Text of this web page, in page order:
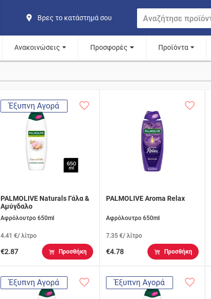
Βρες το κατάστημά σου
Ανακοινώσεις Προσφορές Προϊόντα
Έξυπνη Αγορά
PALMOLIVE Naturals Γάλα &
Aμύγδαλο
Αφρόλουτρο 650ml
4.41 €/ λίτρο
€2.87 Προσθήκη
PALMOLIVE Aroma Relax
Αφρόλουτρο 650ml
7.35 €/ λίτρο
€4.78 Προσθήκη
Έξυπνη Αγορά Έξυπνη Αγορά